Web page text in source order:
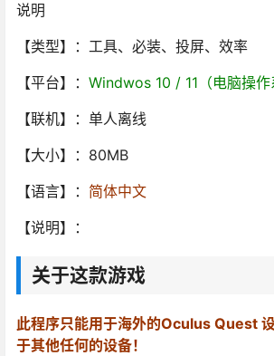
说明
【类型】：工具、必装、投屏、效率
【平台】： Windwos 10 / 11（电脑操作
【联机】：单人离线
【大小】：80MB
【语言】： 简体中文
【说明】：
关于这款游戏
此程序只能用于海外的Oculus Quest
于其他任何的设备！